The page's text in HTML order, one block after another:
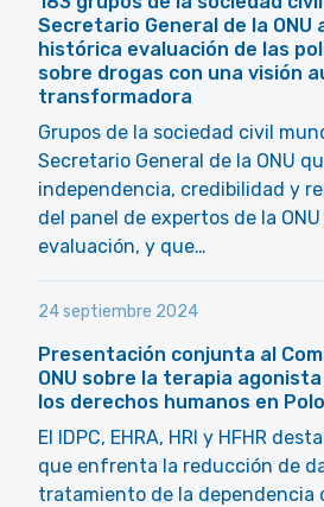
Secretario General de la ONU
histórica evaluación de las
sobre drogas con una visión
transformadora
Grupos de la sociedad civil
Secretario General de la ONU
independencia, credibilidad y
del panel de expertos de la
evaluación, y que…
24 septiembre 2024
Presentación conjunta al
ONU sobre la terapia
los derechos humanos en
El IDPC, EHRA, HRI y HFHR
que enfrenta la reducción de
tratamiento de la dependencia